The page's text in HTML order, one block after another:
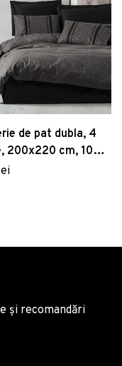
de pat dubla, 4
200x220 cm, 100%
ranforce, Cotton
și recomandări